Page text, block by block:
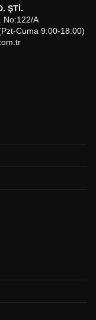
ŞTİ.
No:122/A
Cuma 9:00-18:00)